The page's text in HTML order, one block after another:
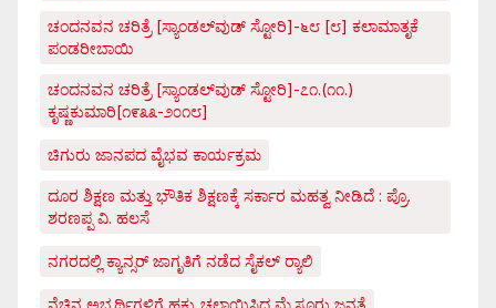
ಚಂದನವನ ಚರಿತ್ರೆ [ಸ್ಯಾಂಡಲ್‌ವುಡ್ ಸ್ಟೋರಿ]-೬೮ [೮] ಕಲಾಮಾತೃಕೆ
ಪಂಡರೀಬಾಯಿ
ಚಂದನವನ ಚರಿತ್ರೆ [ಸ್ಯಾಂಡಲ್‌ವುಡ್ ಸ್ಟೋರಿ]-೭೧.(೧೧.)
ಕೃಷ್ಣಕುಮಾರಿ[೧೯೩೩-೨೦೧೮]
ಚಿಗುರು ಜಾನಪದ ವೈಭವ ಕಾರ್ಯಕ್ರಮ
ದೂರ ಶಿಕ್ಷಣ ಮತ್ತು ಭೌತಿಕ ಶಿಕ್ಷಣಕ್ಕೆ ಸರ್ಕಾರ ಮಹತ್ವ ನೀಡಿದೆ : ಪ್ರೊ.
ಶರಣಪ್ಪ ವಿ. ಹಲಸೆ
ನಗರದಲ್ಲಿ ಕ್ಯಾನ್ಸರ್ ಜಾಗೃತಿಗೆ ನಡೆದ ಸೈಕಲ್ ರ್‍ಯಾಲಿ